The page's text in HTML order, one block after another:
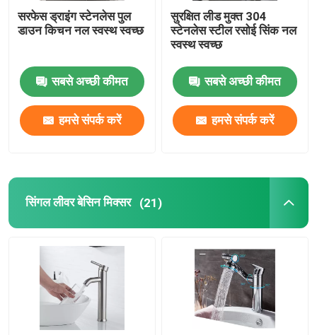
गर्म और ठंडा बेसिन मिक्सर
सिंगल कोल्ड बेसिन टैप
बर्तन धोने का नल
स्नानघर शावर नल
स्टेनलेस स्टील बाथरूम सहायक उपकरण
सरफेस ड्राइंग स्टेनलेस पुल
डाउन किचन नल स्वस्थ स्वच्छ
सबसे अच्छी कीमत
हमसे संपर्क करें
सुरक्षित लीड मुक्त 304
स्टेनलेस स्टील रसोई सिंक नल
स्वस्थ स्वच्छ
सबसे अच्छी कीमत
हमसे संपर्क करें
सिंगल लीवर बेसिन मिक्सर (21)